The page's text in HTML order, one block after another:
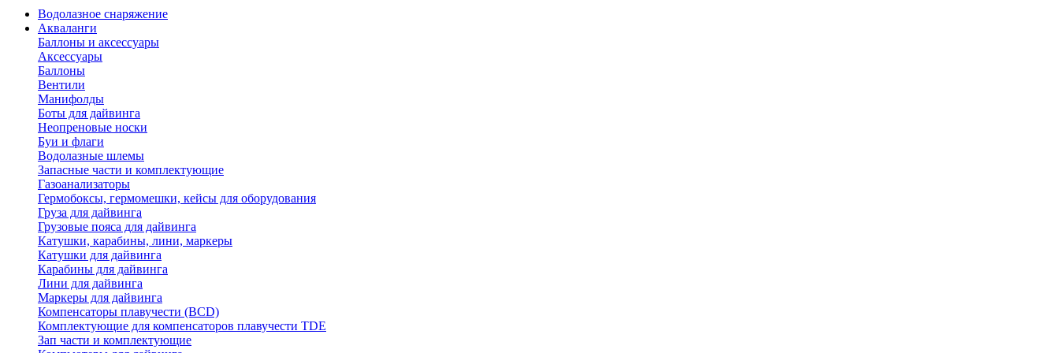
Водолазное снаряжение
Акваланги
Баллоны и аксессуары
Аксессуары
Баллоны
Вентили
Манифолды
Боты для дайвинга
Неопреновые носки
Буи и флаги
Водолазные шлемы
Запасные части и комплектующие
Газоанализаторы
Гермобоксы, гермомешки, кейсы для оборудования
Груза для дайвинга
Грузовые пояса для дайвинга
Катушки, карабины, лини, маркеры
Катушки для дайвинга
Карабины для дайвинга
Лини для дайвинга
Маркеры для дайвинга
Компенсаторы плавучести (BCD)
Комплектующие для компенсаторов плавучести TDE
Зап части и комплектующие